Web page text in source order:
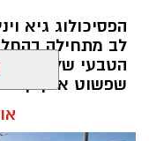
הפסיכולוג גיא
לב מתחילה
הטבעי שלנו
שפשוט אינן
שיעזור לנו,